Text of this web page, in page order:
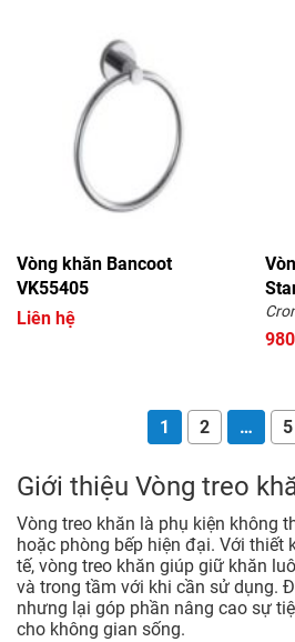
Vòng khăn Bancoot
VK55405
Liên hệ
1 2 … 5
Giới thiệu Vòng treo
Vòng treo khăn là phụ kiện không
hoặc phòng bếp hiện đại. Với thiết
tế, vòng treo khăn giúp giữ khăn
và trong tầm với khi cần sử dụng.
nhưng lại góp phần nâng cao sự
cho không gian sống.